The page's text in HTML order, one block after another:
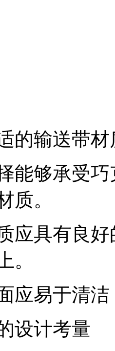
的输送带材
能够承受
质。
应具有良
。
应易于清
设计考量